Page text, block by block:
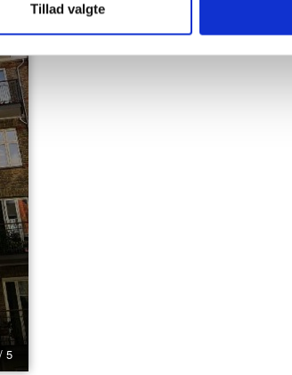
Tillad valgte
5